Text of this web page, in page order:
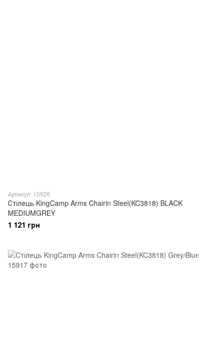
Артикул: 15926
Стілець KingCamp Arms Chairin Steel(KC3818) BLACK
MEDIUMGREY
1 121 грн